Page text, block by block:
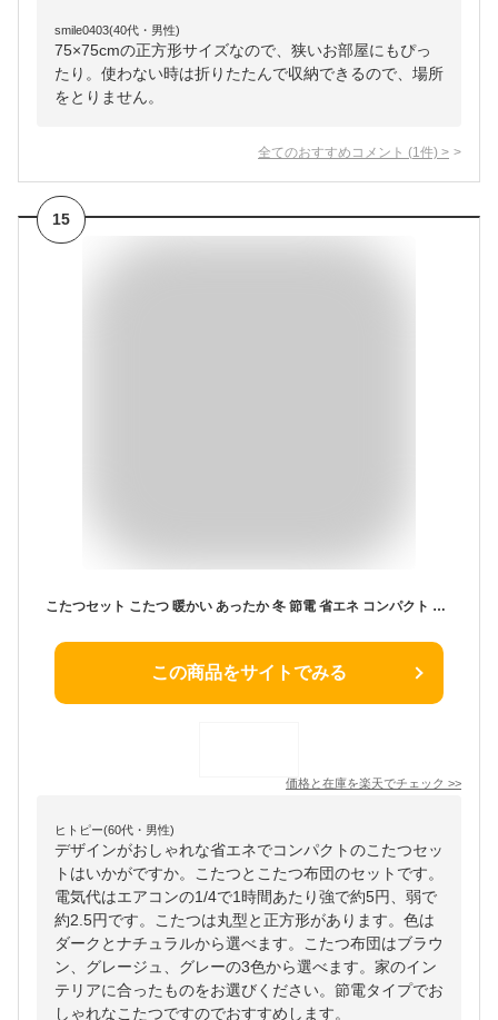
smile0403(40代・男性)
75×75cmの正方形サイズなので、狭いお部屋にもぴっ
たり。使わない時は折りたたんで収納できるので、場所
をとりません。
全てのおすすめコメント (1 件) >
15
こたつセット こたつ 暖かい あったか 冬 節電 省エネ コンパクト 省スペース おしゃれ 北欧 かわいい 丸 丸型 正方形 68×68こたつテーブル こたつ掛け布団 こたつ布団 リバーシブル 新生活 テーブル こたつ布団 リバーシブル 洗える 洗濯可 57535100
この商品をサイトでみる
価格と在庫を楽天でチェック >>
ヒトピー(60代・男性)
デザインがおしゃれな省エネでコンパクトのこたつセッ
トはいかがですか。こたつとこたつ布団のセットです。
電気代はエアコンの1/4で1時間あたり強で約5円、弱で
約2.5円です。こたつは丸型と正方形があります。色は
ダークとナチュラルから選べます。こたつ布団はブラウ
ン、グレージュ、グレーの3色から選べます。家のイン
テリアに合ったものをお選びください。節電タイプでお
しゃれなこたつですのでおすすめします。